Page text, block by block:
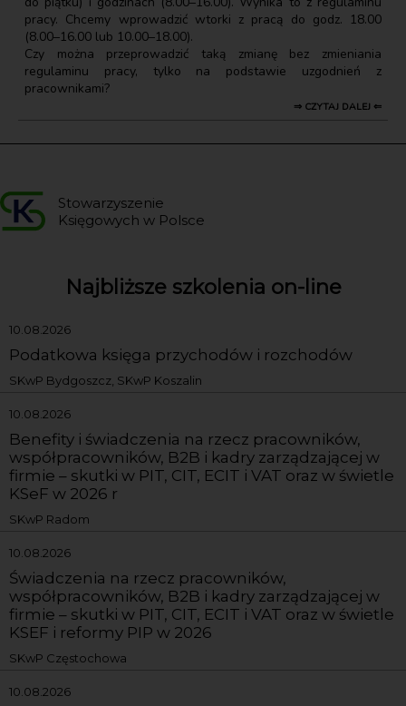
pracy. Chcemy wprowadzić wtorki z pracą do godz. 18.00
(8.00–16.00 lub 10.00–18.00).
Czy można przeprowadzić taką zmianę bez zmieniania
regulaminu pracy, tylko na podstawie uzgodnień z
pracownikami?
⇒ CZYTAJ DALEJ ⇐
Stowarzyszenie
Księgowych w Polsce
Najbliższe szkolenia on-line
10.08.2026
Podatkowa księga przychodów i rozchodów
SKwP Bydgoszcz, SKwP Koszalin
10.08.2026
Benefity i świadczenia na rzecz pracowników,
współpracowników, B2B i kadry zarządzającej w
firmie – skutki w PIT, CIT, ECIT i VAT oraz w świetle
KSeF w 2026 r
SKwP Radom
10.08.2026
Świadczenia na rzecz pracowników,
współpracowników, B2B i kadry zarządzającej w
firmie – skutki w PIT, CIT, ECIT i VAT oraz w świetle
KSEF i reformy PIP w 2026
SKwP Częstochowa
10.08.2026